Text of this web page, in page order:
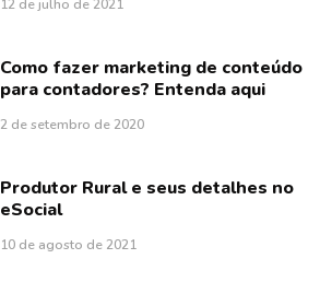
12 de julho de 2021
Como fazer marketing de conteúdo
para contadores? Entenda aqui
2 de setembro de 2020
Produtor Rural e seus detalhes no
eSocial
10 de agosto de 2021